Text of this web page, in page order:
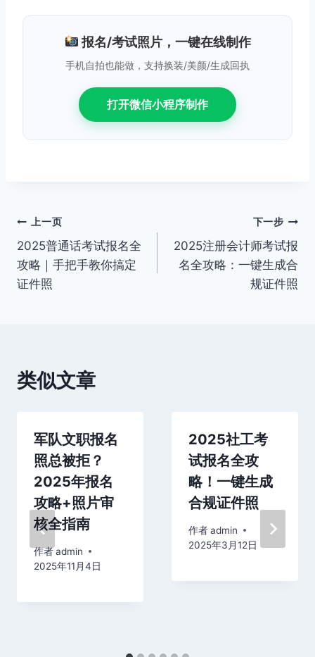
报名/考试照片，一键在线制作
手机自拍也能做，支持换装/美颜/生成回执
打开微信小程序制作
文
章
导
上一页
2025普通话考试报名全
攻略｜手把手教你搞定
证件照
下一步
2025注册会计师考试报
名全攻略：一键生成合
规证件照
类似文章
军队文职报名
照总被拒？
2025年报名
攻略+照片审
核全指南
作者admin
2025年11月4日
2025社工考
试报名全攻
略！一键生成
合规证件照
作者admin
2025年3月12日